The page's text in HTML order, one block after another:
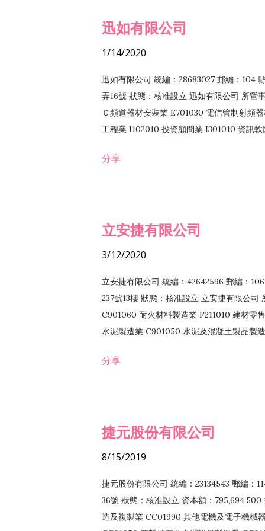
迅如有限公司
1/14/2020
迅如有限公司 統編：28683027 郵編：104
弄16號 狀態：核准設立 迅如有限公司 所營
Ｃ頻道器材安裝業 E701030 電信管制射頻
工程業 I102010 投資顧問業 I301010 資訊
務 F102030 菸酒批發業 F203020 菸酒零售
分享
立安捷有限公司
3/12/2020
立安捷有限公司 統編：42642596 郵編：
237號13樓 狀態：核准設立 立安捷有限公
C901060 耐火材料製造業 F211010 建材零
水泥製造業 C901050 水泥及混凝土製品製
EZ99990 其他工程業 F102170 食品什貨批
分享
捷元股份有限公司
8/15/2019
捷元股份有限公司 統編：23134543 郵編：
36號 狀態：核准設立 資本額：
造及複製業 CC01990 其他電機及電子機械